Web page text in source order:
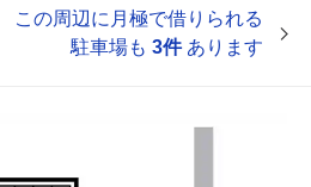
この周辺に月極で借りられる
駐車場も 3件あります